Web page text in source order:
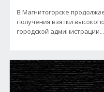
В Магнитогорске
получения взятки
городской администрации...